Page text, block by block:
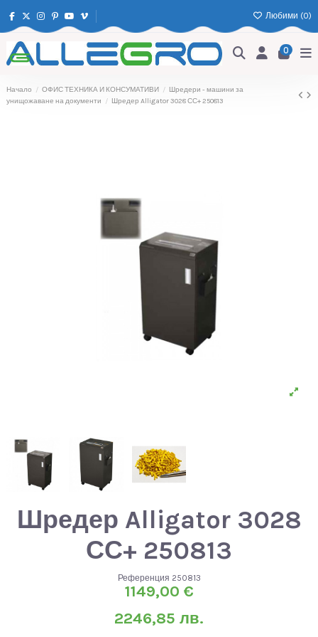
Любими (0)
0
Начало ОФИС ТЕХНИКА И КОНСУМАТИВИ
Шредери - машини за
унищожаване на документи
Шредер Alligator 3028 СС+ 250813
Шредер Alligator 3028
СС+ 250813
Референция 250813
1149,00 €
2246,85 лв.